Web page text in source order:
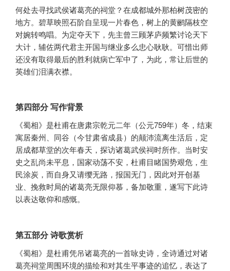
何处去寻找武侯诸葛亮的祠堂？在成都城外那柏树茂密的
地方。碧草映照石阶自呈现一片春色，树上的黄鹂隔枝空
对婉转鸣唱。为定夺天下，先主曾三顾茅庐频繁讨论天下
大计，辅佐两代君主开国与继业多么忠心耿耿。可惜出师
还没有取得最后的胜利就病亡军中了，为此，常让后世的
英雄们泪满衣襟。
第四部分 写作背景
《蜀相》是杜甫在唐肃宗乾元二年（公元759年）冬，结束
寓居秦州、同谷（今甘肃省成县）的颠沛流离生活后，定
居成都草堂的次年春天，探访诸葛武侯祠时所作。当时安
史之乱尚未平息，国家动荡不安，杜甫目睹国势艰危，生
民涂炭，而自身又请缨无路，报国无门，因此对开创基
业、挽救时局的诸葛亮无限仰慕，备加敬重，遂写下此诗
以表达敬仰和感慨。
第五部分 诗歌赏析
《蜀相》是杜甫凭吊诸葛亮的一首咏史诗，全诗通过对诸
葛亮祠堂周围环境的描绘和对其生平事迹的追忆，表达了